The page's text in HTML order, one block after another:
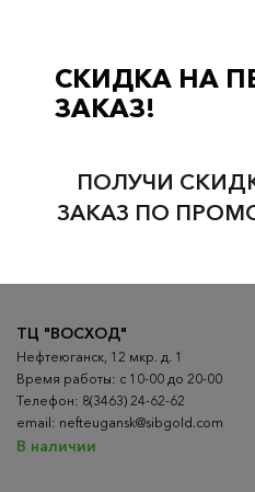
Проверьте
ВСЕ ГОРОДА
ТЦ "ВОСХОД"
Нефтеюганск, 12 мкр. д. 1
Время работы: с 10-00 до 20-00
Телефон: 8(3463) 24-62-62
email: nefteugansk@sibgold.com
В наличии
СКИДКА НА
ЗАКАЗ!
ПОЛУЧИ
ЗАКАЗ ПО